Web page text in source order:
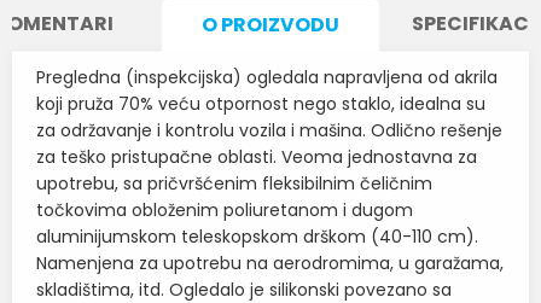
O PROIZVODU
Pregledna (inspekcijska) ogledala napravljena od akrila
koji pruža 70% veću otpornost nego staklo, idealna su
za održavanje i kontrolu vozila i mašina. Odlično rešenje
za teško pristupačne oblasti. Veoma jednostavna za
upotrebu, sa pričvršćenim fleksibilnim čeličnim
točkovima obloženim poliuretanom i dugom
aluminijumskom teleskopskom drškom (40-110 cm).
Namenjena za upotrebu na aerodromima, u garažama,
skladištima, itd. Ogledalo je silikonski povezano sa